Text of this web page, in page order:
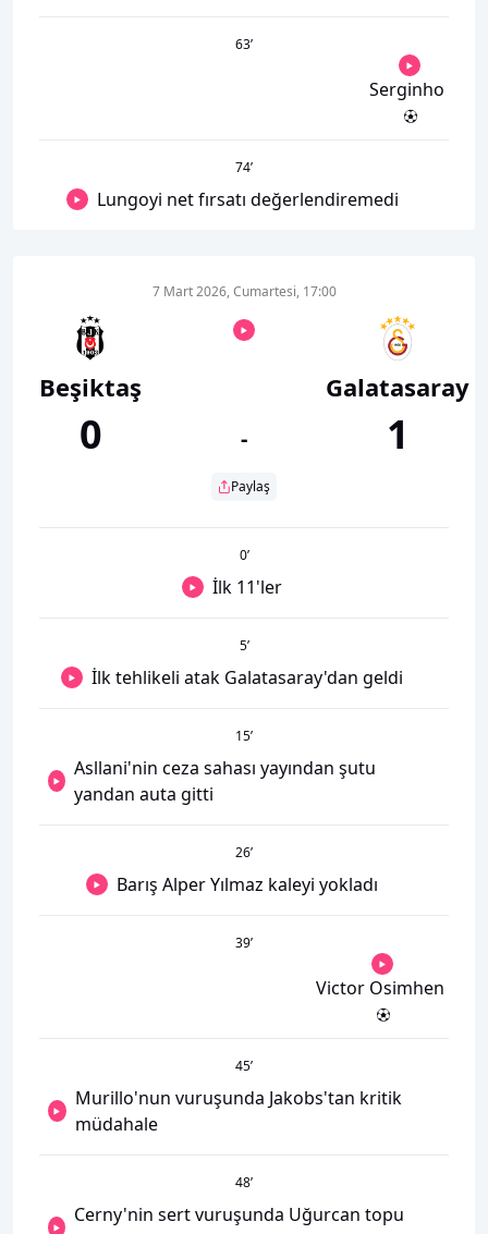
63’
Serginho
74’
Lungoyi net fırsatı değerlendiremedi
Beşiktaş
0
7 Mart 2026, Cumartesi, 17:00
-
Paylaş
Galatasaray
1
0’
İlk 11'ler
5’
İlk tehlikeli atak Galatasaray'dan geldi
15’
Asllani'nin ceza sahası yayından şutu
yandan auta gitti
26’
Barış Alper Yılmaz kaleyi yokladı
39’
Victor Osimhen
45’
Murillo'nun vuruşunda Jakobs'tan kritik
müdahale
48’
Cerny'nin sert vuruşunda Uğurcan topu